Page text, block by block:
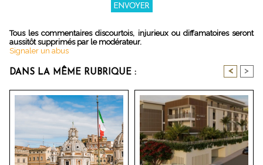
Tous les commentaires discourtois, injurieux ou diffamatoires seront
aussitôt supprimés par le modérateur.
Signaler un abus
DANS LA MÊME RUBRIQUE : < >